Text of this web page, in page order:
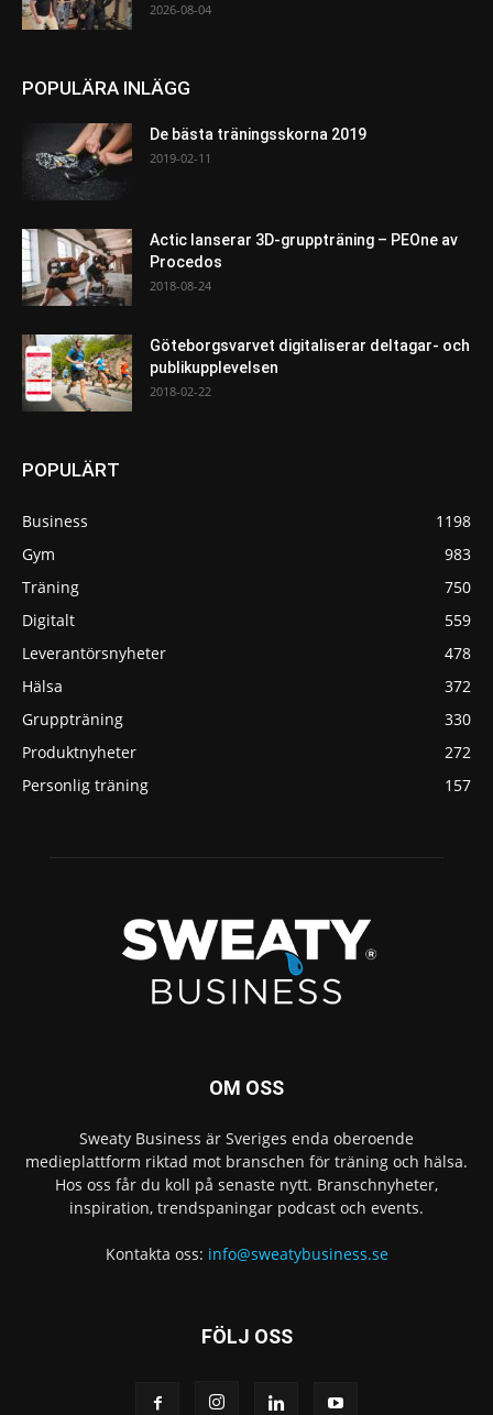
2026-08-04
POPULÄRA INLÄGG
De bästa träningsskorna 2019
2019-02-11
Actic lanserar 3D-gruppträning – PEOne av
Procedos
2018-08-24
Göteborgsvarvet digitaliserar deltagar- och
publikupplevelsen
2018-02-22
POPULÄRT
Business
1198
Gym
983
Träning
750
Digitalt
559
Leverantörsnyheter
478
Hälsa
372
Gruppträning
330
Produktnyheter
272
Personlig träning
157
OM OSS
Sweaty Business är Sveriges enda oberoende
medieplattform riktad mot branschen för träning och hälsa.
Hos oss får du koll på senaste nytt. Branschnyheter,
inspiration, trendspaningar podcast och events.
Kontakta oss: info@sweatybusiness.se
FÖLJ OSS